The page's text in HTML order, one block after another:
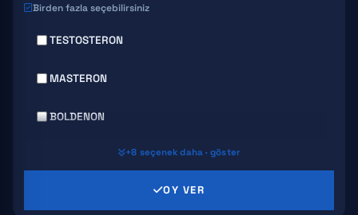
Birden fazla seçebilirsiniz
TESTOSTERON
MASTERON
BOLDENON
DECA DURABOLIN+8 seçenek daha · göster
OY VER